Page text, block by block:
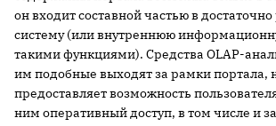
он входит составной частью в
систему (или внутреннюю
такими функциями). Средства OLAP-
им подобные выходят за рамки портала,
предоставляет возможность
ним оперативный доступ, в том числе и